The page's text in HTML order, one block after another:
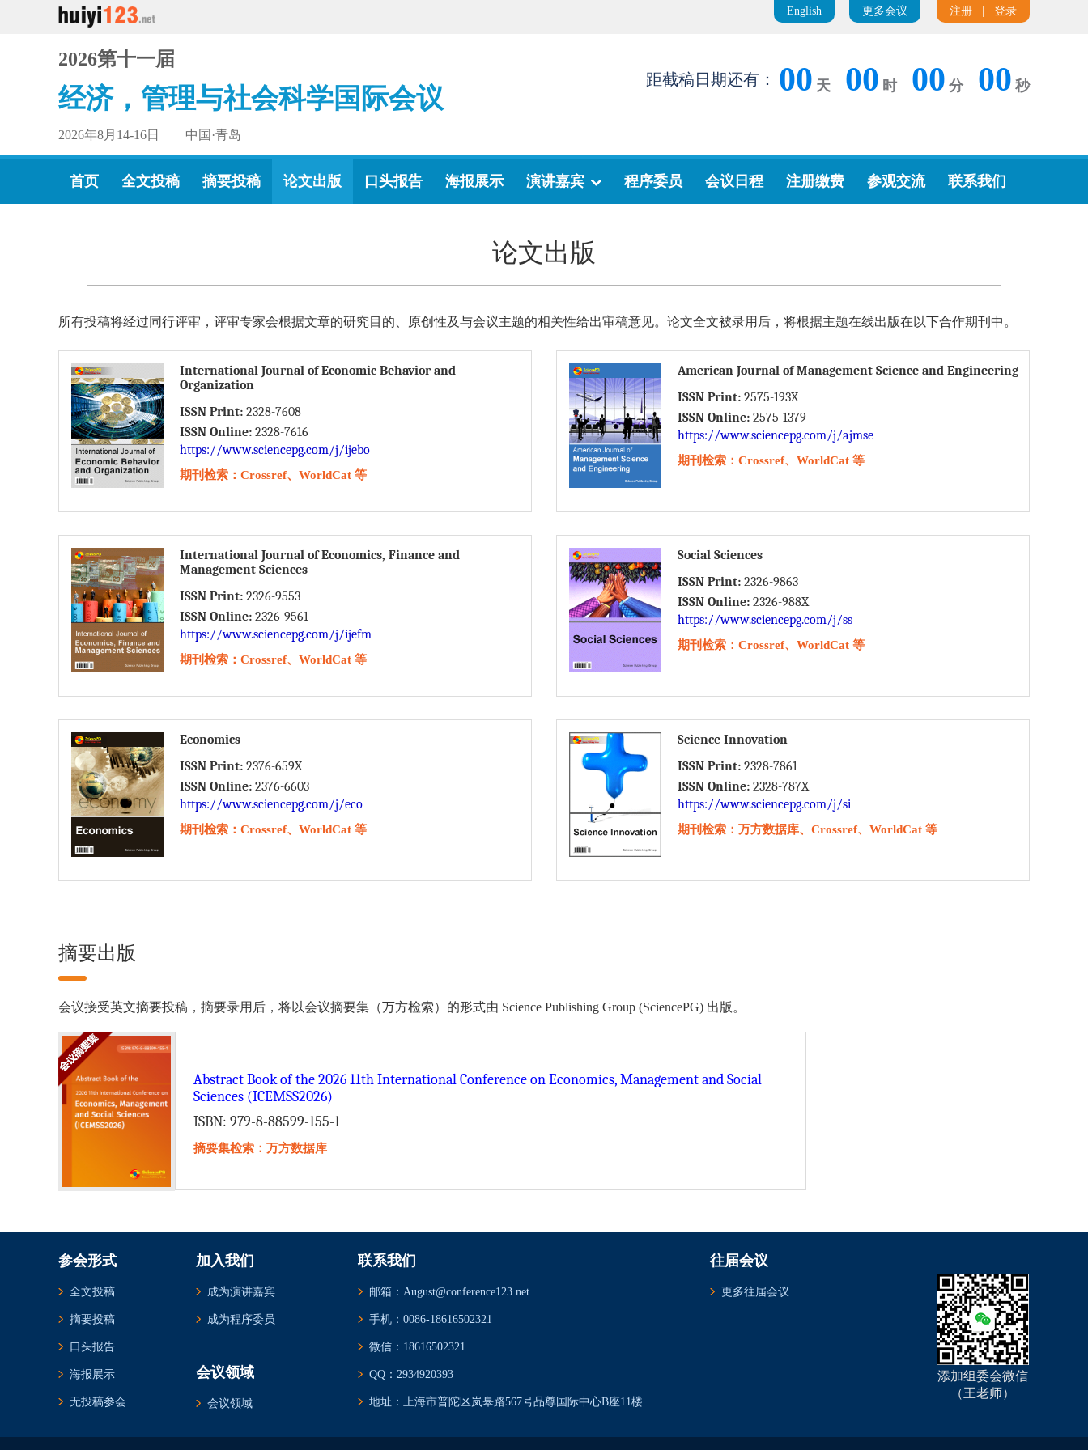
注册 登录
更多会议
English
2026第十一届
经济，管理与社会科学国际会议
2026年8月14-16日 中国·青岛
距截稿日期还有： 00 天 00 时 00 分 00 秒
首页 全文投稿 摘要投稿 论文出版 口头报告 海报展示 演讲嘉宾 程序委员 会议日程 注册缴费 参观交流 联系我们
论文出版
所有投稿将经过同行评审，评审专家会根据文章的研究目的、原创性及与会议主题的相关性给出审稿意见。论文全文被录用后，将根据主题在线出版在以下合作期刊中。
International Journal of Economic Behavior and
Organization
ISSN Print: 2328-7608
ISSN Online: 2328-7616
https://www.sciencepg.com/j/ijebo
期刊检索：Crossref、WorldCat 等
American Journal of Management Science and Engineering
ISSN Print: 2575-193X
ISSN Online: 2575-1379
https://www.sciencepg.com/j/ajmse
期刊检索：Crossref、WorldCat 等
International Journal of Economics, Finance and
Management Sciences
ISSN Print: 2326-9553
ISSN Online: 2326-9561
https://www.sciencepg.com/j/ijefm
期刊检索：Crossref、WorldCat 等
Social Sciences
ISSN Print: 2326-9863
ISSN Online: 2326-988X
https://www.sciencepg.com/j/ss
期刊检索：Crossref、WorldCat 等
Economics
ISSN Print: 2376-659X
ISSN Online: 2376-6603
https://www.sciencepg.com/j/eco
期刊检索：Crossref、WorldCat 等
Science Innovation
ISSN Print: 2328-7861
ISSN Online: 2328-787X
https://www.sciencepg.com/j/si
期刊检索：万方数据库、Crossref、WorldCat 等
摘要出版
会议接受英文摘要投稿，摘要录用后，将以会议摘要集（万方检索）的形式由 Science Publishing Group (SciencePG) 出版。
Abstract Book of the 2026 11th International Conference on Economics, Management and Social
Sciences (ICEMSS2026)
ISBN: 979-8-88599-155-1
摘要集检索：万方数据库
参会形式
全文投稿
摘要投稿
口头报告
海报展示
无投稿参会
加入我们
成为演讲嘉宾
成为程序委员
会议领域
会议领域
联系我们
邮箱：August@conference123.net
手机：0086-18616502321
微信：18616502321
QQ：2934920393
地址：上海市普陀区岚皋路567号品尊国际中心B座11楼
往届会议
更多往届会议
添加组委会微信
（王老师）